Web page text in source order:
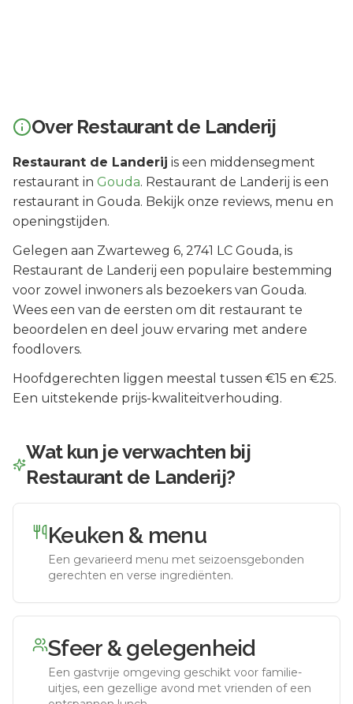
Over Restaurant de Landerij
Restaurant de Landerij is een middensegment
restaurant in Gouda. Restaurant de Landerij is een
restaurant in Gouda. Bekijk onze reviews, menu en
openingstijden.
Gelegen aan Zwarteweg 6, 2741 LC Gouda, is
Restaurant de Landerij een populaire bestemming
voor zowel inwoners als bezoekers van Gouda.
Wees een van de eersten om dit restaurant te
beoordelen en deel jouw ervaring met andere
foodlovers.
Hoofdgerechten liggen meestal tussen €15 en €25.
Een uitstekende prijs-kwaliteitverhouding.
Wat kun je verwachten bij
Restaurant de Landerij?
Keuken & menu
Een gevarieerd menu met seizoensgebonden
gerechten en verse ingrediënten.
Sfeer & gelegenheid
Een gastvrije omgeving geschikt voor familie-
uitjes, een gezellige avond met vrienden of een